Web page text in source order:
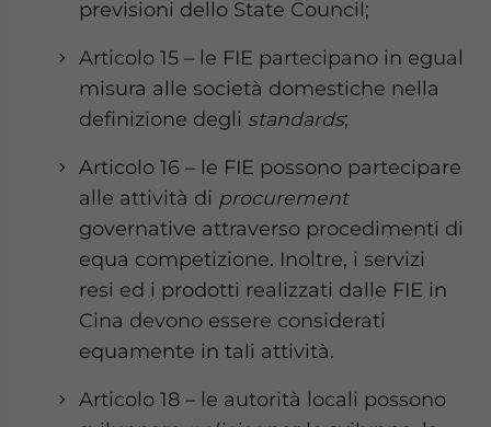
previsioni dello State Council;
Articolo 15 – le FIE partecipano in egual
misura alle società domestiche nella
definizione degli standards;
Articolo 16 – le FIE possono partecipare
alle attività di procurement
governative attraverso procedimenti di
equa competizione. Inoltre, i servizi
resi ed i prodotti realizzati dalle FIE in
Cina devono essere considerati
equamente in tali attività.
Articolo 18 – le autorità locali possono